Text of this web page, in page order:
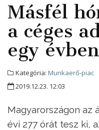
Másfél
a céges
egy évben
Kategória: Munkaerő-piac
2019.12.23. 12:03
Magyarországon az
évi 277 órát tesz ki,